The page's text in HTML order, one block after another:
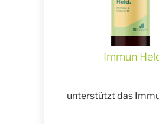
Immun
unterstützt das